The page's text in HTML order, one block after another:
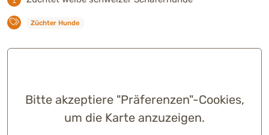
Züchter Hunde
Bitte akzeptiere "Präferenzen"-Cookies,
um die Karte anzuzeigen.